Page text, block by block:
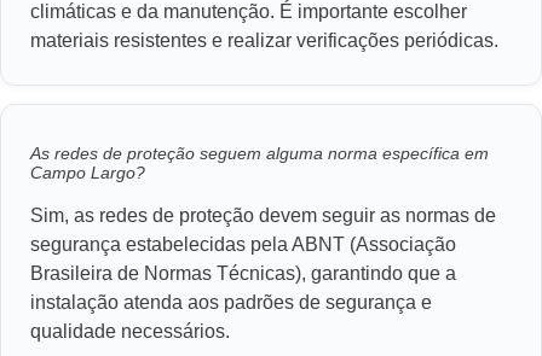
climáticas e da manutenção. É importante escolher
materiais resistentes e realizar verificações periódicas.
As redes de proteção seguem alguma norma específica em
Campo Largo?
Sim, as redes de proteção devem seguir as normas de
segurança estabelecidas pela ABNT (Associação
Brasileira de Normas Técnicas), garantindo que a
instalação atenda aos padrões de segurança e
qualidade necessários.